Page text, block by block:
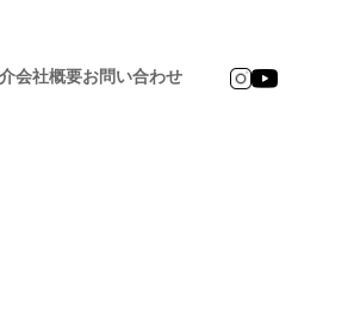
会社概要お問い合わせ